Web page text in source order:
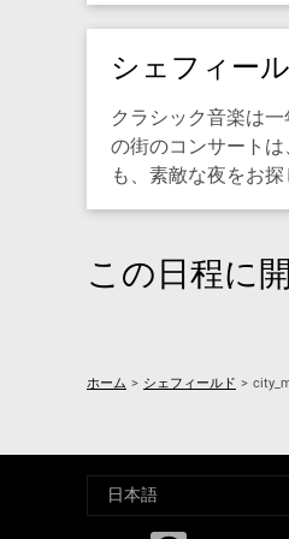
シェフィー
クラシック音楽は
の街のコンサート
も、素敵な夜をお
この日程に
ホーム > シェフィールド >